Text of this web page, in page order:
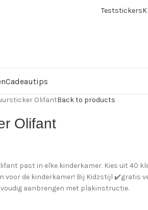
Teststickers
Cadeautips
OlifantBack to products
Olifant
past in elke kinderkamer. Kies uit 40
voor de kinderkamer! Bij Kidzstijl ✔️gratis
aanbrengen met plakinstructie.